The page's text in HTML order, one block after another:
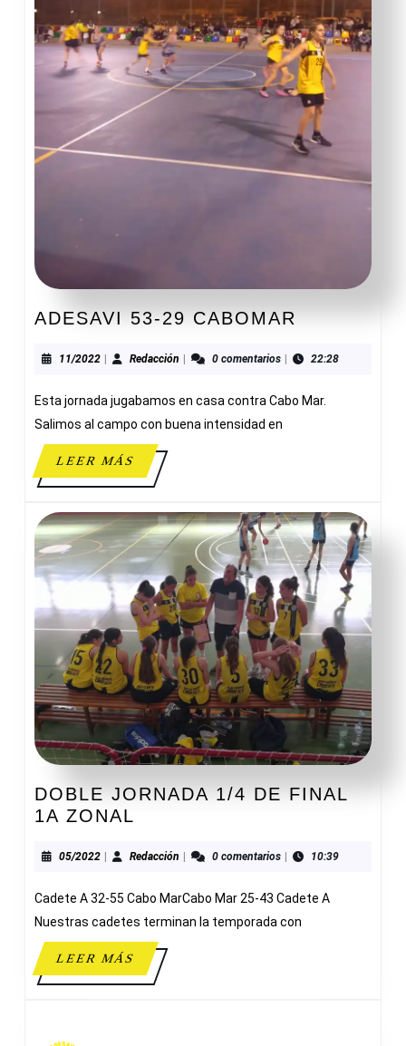
ADESAVI 53-29 CABOMAR
29
11/202211/2022
| Redacción Redacción
| 0 comentarios | 22:28
Esta jornada jugabamos en casa contra Cabo Mar.
Salimos al campo con buena intensidad en
LEER MÁSLEER
MÁS
DOBLE JORNADA 1/4 DE FINAL
1A ZONAL
1/4
FINAL
1A
ZONAL
05/202205/2022
| Redacción Redacción
| 0 comentarios | 10:39
Cadete A 32-55 Cabo MarCabo Mar 25-43 Cadete A
Nuestras cadetes terminan la temporada con
LEER MÁSLEER
MÁS